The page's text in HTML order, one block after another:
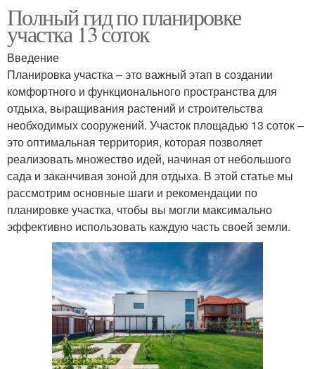
Полный гид по планировке
участка 13 соток
Введение
Планировка участка – это важный этап в создании
комфортного и функционального пространства для
отдыха, выращивания растений и строительства
необходимых сооружений. Участок площадью 13 соток –
это оптимальная территория, которая позволяет
реализовать множество идей, начиная от небольшого
сада и заканчивая зоной для отдыха. В этой статье мы
рассмотрим основные шаги и рекомендации по
планировке участка, чтобы вы могли максимально
эффективно использовать каждую часть своей земли.